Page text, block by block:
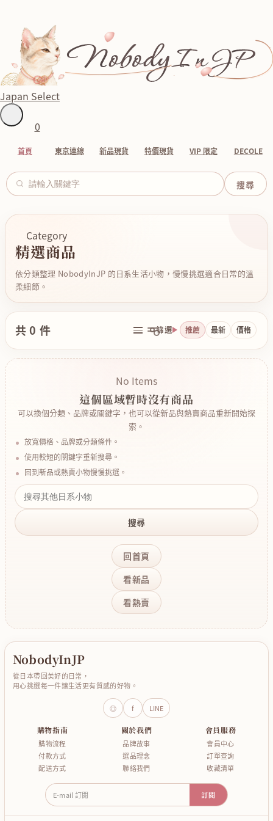
Japan Select
0
首頁 東京連線 新品現貨 特價現貨 VIP 限定 DECOLE
Category
精選商品
依分類整理 NobodyInJP 的日系生活小物，慢慢挑選適合日常的溫
柔細節。
共 0 件 篩選 推薦 最新 價格
No Items
這個區域暫時沒有商品
可以換個分類、品牌或關鍵字，也可以從新品與熱賣商品重新開始探
索。
放寬價格、品牌或分類條件。
使用較短的關鍵字重新搜尋。
回到新品或熱賣小物慢慢挑選。
搜尋
回首頁
看新品
看熱賣
NobodyInJP
從日本帶回美好的日常，
用心挑選每一件讓生活更有質感的好物。
◎ f LINE
購物指南
購物流程
付款方式
配送方式
關於我們
品牌故事
選品理念
聯絡我們
會員服務
會員中心
訂單查詢
收藏清單
E-mail 訂閱 訂閱